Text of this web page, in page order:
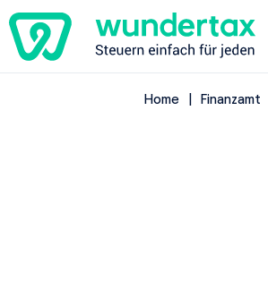
Home Finanzamt